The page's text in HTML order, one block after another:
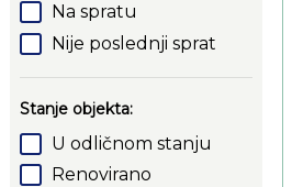
Na spratu
Nije poslednji sprat
Stanje objekta:
U odličnom stanju
Renovirano